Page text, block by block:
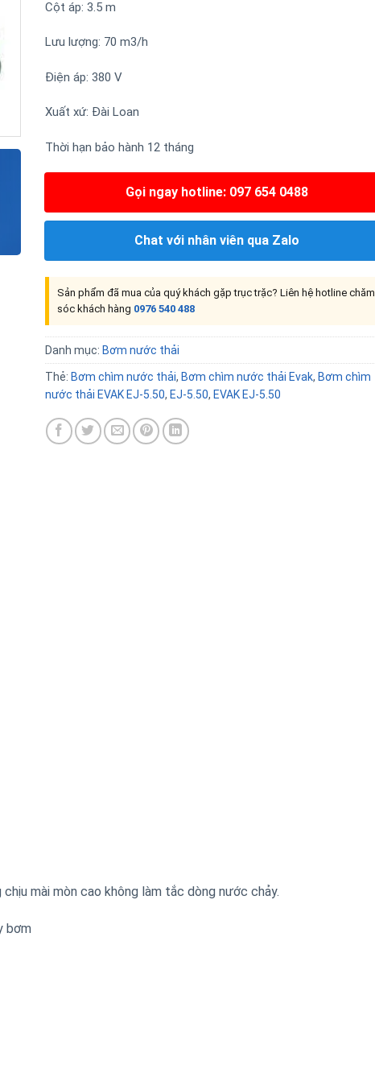
Cột áp: 3.5 m
Lưu lượng: 70 m3/h
Điện áp: 380 V
Xuất xứ: Đài Loan
Thời hạn bảo hành 12 tháng
Gọi ngay hotline: 097 654 0488
Chat với nhân viên qua Zalo
Sản phẩm đã mua của quý khách gặp trục trặc? Liên hệ hotline chăm
sóc khách hàng 0976 540 488
Danh mục: Bơm nước thải
Thẻ: Bơm chìm nước thải, Bơm chìm nước thải Evak, Bơm chìm
nước thải EVAK EJ-5.50, EJ-5.50, EVAK EJ-5.50
mài mòn cao không làm tắc dòng nước chảy.
bơm